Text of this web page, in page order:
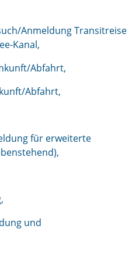
Anmeldung Transitreise
Kanal,
Abfahrt,
Abfahrt,
für erweiterte
und